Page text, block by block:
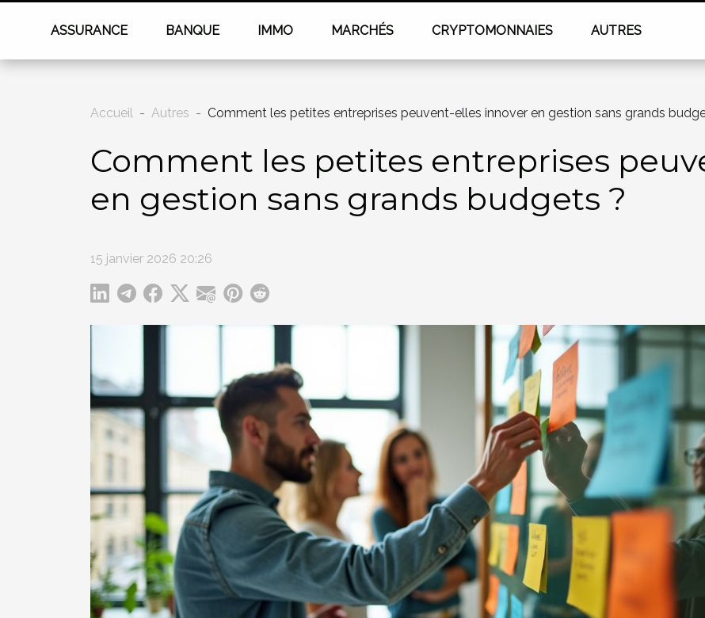
ASSURANCE BANQUE IMMO MARCHÉS CRYPTOMONNAIES AUTRES
Accueil Autres Comment les petites entreprises peuvent-elles innover en gestion sans grands
Comment les petites entreprises
en gestion sans grands budgets ?
15 janvier 2026 20:26